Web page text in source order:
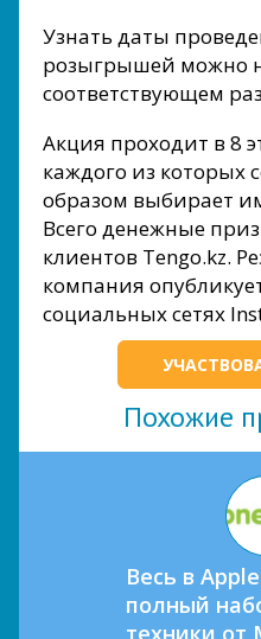
Узнать даты
розыгрышей можно
соответствующем
Акция проходит в 8
каждого из которых
образом выбирает
Всего денежные
клиентов Tengo.kz.
компания
социальных сетях
Похожие
Весь в
полный
техники от